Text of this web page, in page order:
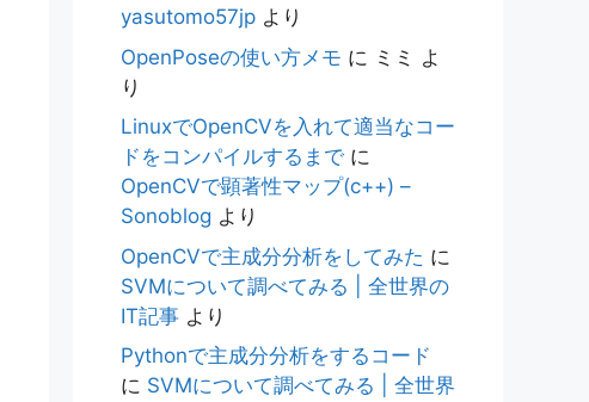
yasutomo57jp より
OpenPoseの使い方メモ に ミミ よ
り
LinuxでOpenCVを入れて適当なコー
ドをコンパイルするまで に
OpenCVで顕著性マップ(c++) –
Sonoblog より
OpenCVで主成分分析をしてみた に
SVMについて調べてみる | 全世界の
IT記事 より
Pythonで主成分分析をするコード
に SVMについて調べてみる | 全世界